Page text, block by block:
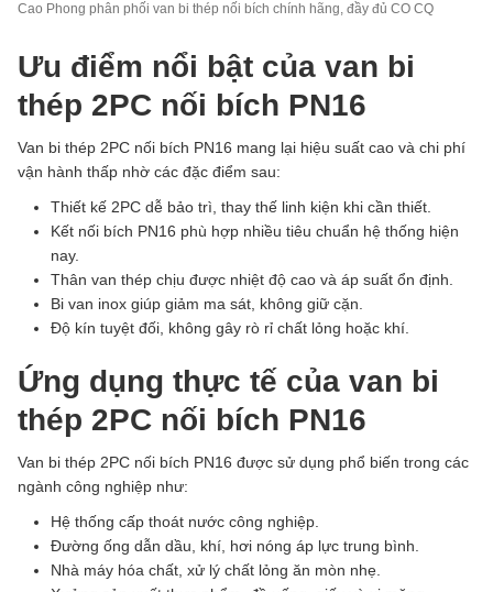
Cao Phong phân phối van bi thép nối bích chính hãng, đầy đủ CO CQ
Ưu điểm nổi bật của van bi
thép 2PC nối bích PN16
Van bi thép 2PC nối bích PN16 mang lại hiệu suất cao và chi phí
vận hành thấp nhờ các đặc điểm sau:
Thiết kế 2PC dễ bảo trì, thay thế linh kiện khi cần thiết.
Kết nối bích PN16 phù hợp nhiều tiêu chuẩn hệ thống hiện
nay.
Thân van thép chịu được nhiệt độ cao và áp suất ổn định.
Bi van inox giúp giảm ma sát, không giữ cặn.
Độ kín tuyệt đối, không gây rò rỉ chất lỏng hoặc khí.
Ứng dụng thực tế của van bi
thép 2PC nối bích PN16
Van bi thép 2PC nối bích PN16 được sử dụng phổ biến trong các
ngành công nghiệp như:
Hệ thống cấp thoát nước công nghiệp.
Đường ống dẫn dầu, khí, hơi nóng áp lực trung bình.
Nhà máy hóa chất, xử lý chất lỏng ăn mòn nhẹ.